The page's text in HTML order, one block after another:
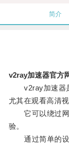
简介
v2ray加速器官方
v2ray加速器是
尤其在观看高清
它可以绕过网
验。
通过简单的设